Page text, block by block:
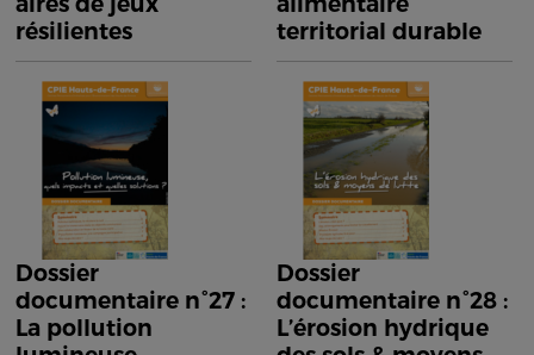
résilientes
territorial durable
Dossier
documentaire n°27 :
La pollution
Dossier
documentaire n°28 :
L’érosion hydrique